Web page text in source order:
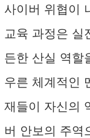
사이버 위협이
교육 과정은 실
든한 산실 역할
우른 체계적인
재들이 자신의
버 안보의 주역